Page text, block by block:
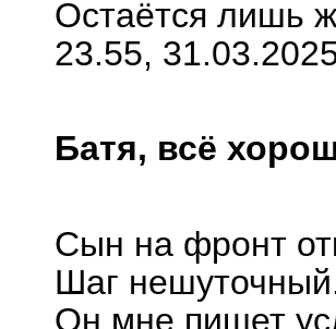
Остаётся лишь
23.55,
Батя, всё
Сын на фронт
Шаг
Он мне пишет